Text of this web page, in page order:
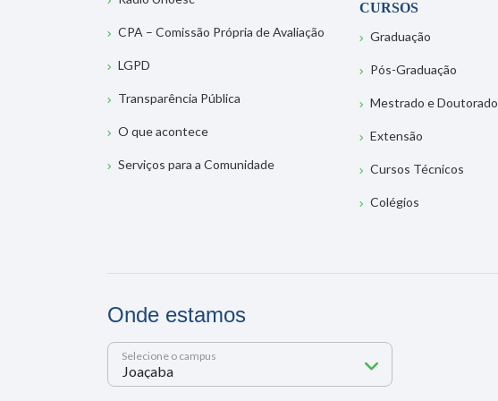
CPA – Comissão Própria de Avaliação
LGPD
Transparência Pública
O que acontece
Serviços para a Comunidade
CURSOS
Graduação
Pós-Graduação
Mestrado e Doutorado
Extensão
Cursos Técnicos
Colégios
Onde estamos
Selecione o campus